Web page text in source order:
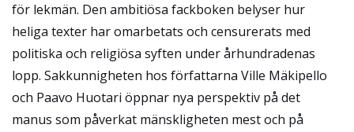
för lekmän. Den ambitiösa fackboken belyser hur
heliga texter har omarbetats och censurerats med
politiska och religiösa syften under århundradenas
lopp. Sakkunnigheten hos författarna Ville Mäkipello
och Paavo Huotari öppnar nya perspektiv på det
manus som påverkat mänskligheten mest och på